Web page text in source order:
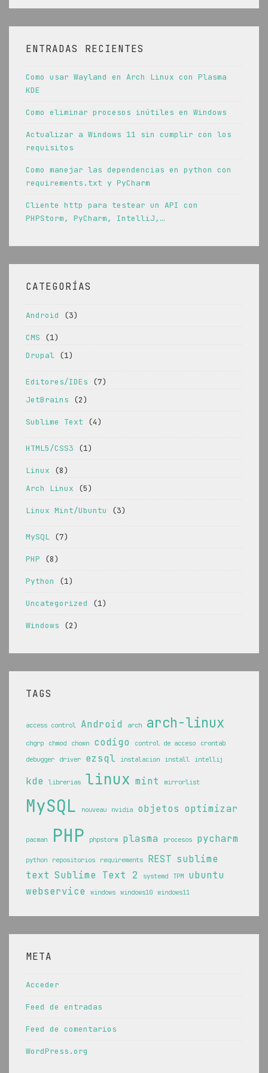
ENTRADAS RECIENTES
Como usar Wayland en Arch Linux con Plasma
KDE
Como eliminar procesos inútiles en Windows
Actualizar a Windows 11 sin cumplir con los
requisitos
Como manejar las dependencias en python con
requirements.txt y PyCharm
Cliente http para testear un API con
PHPStorm, PyCharm, IntelliJ,…
CATEGORÍAS
Android (3)
CMS (1)
Drupal (1)
Editores/IDEs (7)
JetBrains (2)
Sublime Text (4)
HTML5/CSS3 (1)
Linux (8)
Arch Linux (5)
Linux Mint/Ubuntu (3)
MySQL (7)
PHP (8)
Python (1)
Uncategorized (1)
Windows (2)
TAGS
access control Android arch arch-linux
chgrp chmod chown codigo control de acceso
crontab
debugger
driver ezsql instalacion install intellij
kde librerias linux mint mirrorlist
MySQL nouveau nvidia objetos optimizar
pacman PHP phpstorm plasma procesos pycharm
python repositorios requirements REST sublime
text Sublime Text 2 systemd TPM
ubuntu
webservice
windows windows10 windows11
META
Acceder
Feed de entradas
Feed de comentarios
WordPress.org